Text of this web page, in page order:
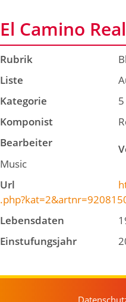
El Camino Real
Rubrik
Liste
Kategorie
5
Komponist
Bearbeiter
Music
Url
Lebensdaten
Einstufungsjahr